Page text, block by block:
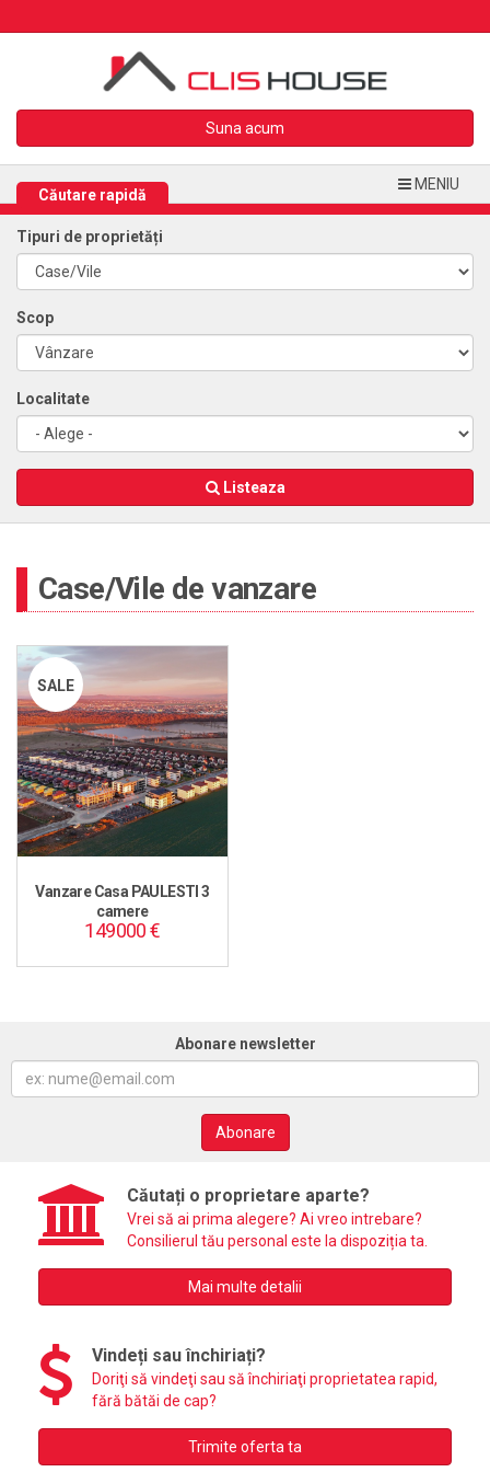
Suna acum
MENIU
Căutare rapidă
Tipuri de proprietăți
Scop
Localitate
Listeaza
Case/Vile de vanzare
SALE
Vanzare Casa PAULESTI 3
camere
149000 €
Abonare newsletter
Abonare
Căutați o proprietare aparte?
Vrei să ai prima alegere? Ai vreo intrebare?
Consilierul tău personal este la dispoziția ta.
Mai multe detalii
Vindeți sau închiriați?
Doriţi să vindeţi sau să închiriaţi proprietatea rapid,
fără bătăi de cap?
Trimite oferta ta